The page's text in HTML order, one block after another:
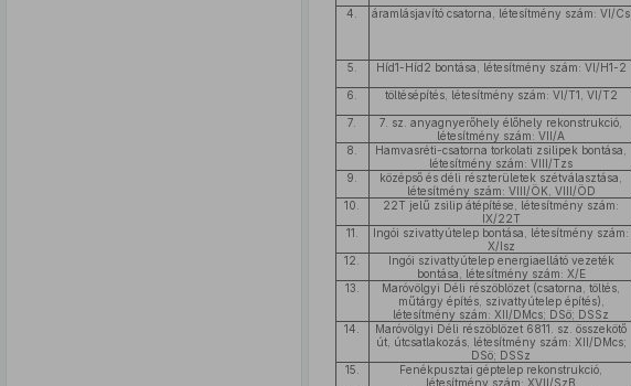
4. áramlásjavító csatorna, létesítmény szám: VI/Cs
5. Híd1-Híd2 bontása, létesítmény szám: VI/H1-2
6. töltésépítés, létesítmény szám: VI/T1, VI/T2
7.
7. sz. anyagnyerőhely élőhely rekonstrukció,
létesítmény szám: VII/A
8.
Hamvasréti-csatorna torkolati zsilipek bontása,
létesítmény szám: VIII/Tzs
9.
középső és déli részterületek szétválasztása,
létesítmény szám: VIII/ÖK, VIII/ÖD
10.
22T jelű zsilip átépítése, létesítmény szám:
IX/22T
11.
Ingói szivattyútelep bontása, létesítmény szám:
X/Isz
12.
Ingói szivattyútelep energiaellátó vezeték
bontása, létesítmény szám: X/E
13.
Maróvölgyi Déli részöblözet (csatorna, töltés,
műtárgy építés, szivattyútelep építés),
létesítmény szám: XII/DMcs; DSö; DSSz
14.
Maróvölgyi Déli részöblözet 6811. sz. összekötő
út, útcsatlakozás, létesítmény szám: XII/DMcs;
DSö; DSSz
15.
Fenékpusztai géptelep rekonstrukció,
létesítmény szám: XVII/SzB